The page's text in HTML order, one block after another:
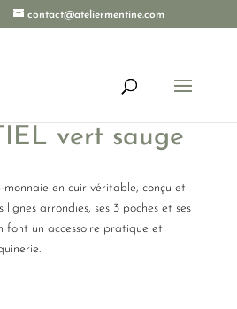
contact@ateliermentine.com
vert sauge
monnaie en cuir véritable, conçu et
arrondies, ses 3 poches et ses
font un accessoire pratique et